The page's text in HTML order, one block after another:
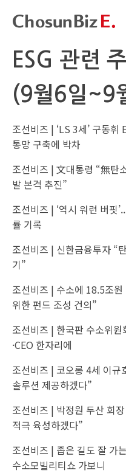
ESG 관련
(9월6일~9
조선비즈 | ‘LS 3세’ 구동
통망 구축에 박차
조선비즈 | 文대통령 “無탄
발 본격 추진”
조선비즈 | ‘역시 워런 버핏
률 기록
조선비즈 | 신한금융투자 “
기”
조선비즈 | 수소에 18.5조
위한 펀드 조성 건의”
조선비즈 | 한국판 수소위
·CEO 한자리에
조선비즈 | 코오롱 4세 이
솔루션 제공하겠다”
조선비즈 | 박정원 두산 회
적극 육성하겠다”
조선비즈 | 좁은 길도 잘 가
수소모빌리티쇼 가보니